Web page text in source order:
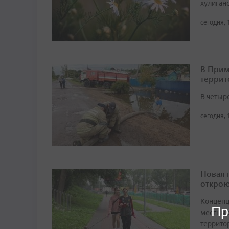
сегодня,
В
В
сегодня,
Новая